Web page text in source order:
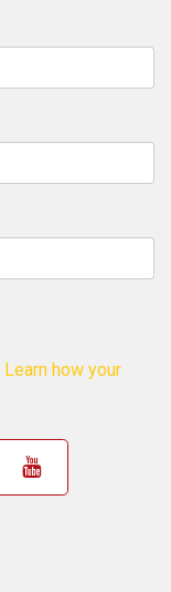
Learn how your